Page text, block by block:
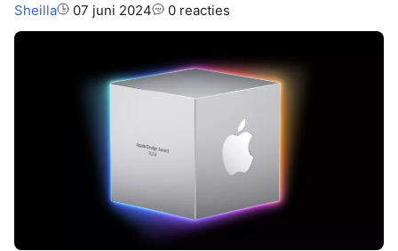
Auteur:
Sheilla 07 juni 2024 0 reacties